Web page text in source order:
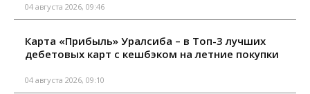
04 августа 2026, 09:46
Карта «Прибыль» Уралсиба – в Топ-3 лучших
дебетовых карт с кешбэком на летние покупки
04 августа 2026, 09:10